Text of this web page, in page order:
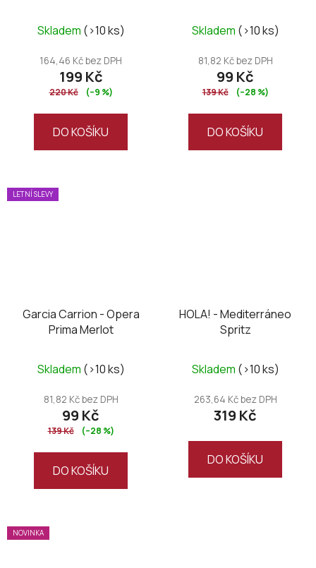
Skladem (>10 ks)
164,46 Kč bez DPH
199 Kč
220 Kč (–9 %)
DO KOŠÍKU
Skladem (>10 ks)
81,82 Kč bez DPH
99 Kč
139 Kč (–28 %)
DO KOŠÍKU
LETNÍ SLEVY
Garcia Carrion - Opera
Prima Merlot
Skladem (>10 ks)
81,82 Kč bez DPH
99 Kč
139 Kč (–28 %)
DO KOŠÍKU
HOLA! - Mediterráneo
Spritz
Skladem (>10 ks)
263,64 Kč bez DPH
319 Kč
DO KOŠÍKU
NOVINKA